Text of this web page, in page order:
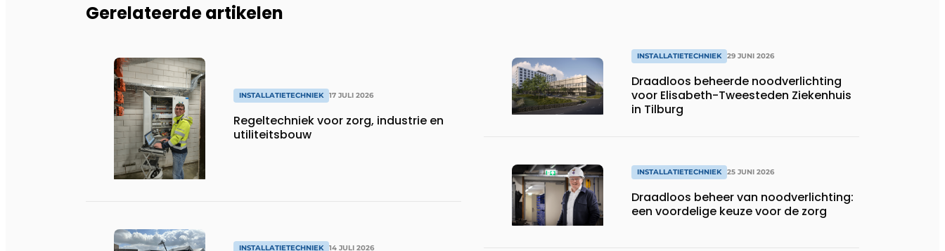
Gerelateerde artikelen
INSTALLATIETECHNIEK 17 JULI 2026
Regeltechniek voor zorg, industrie en
utiliteitsbouw
INSTALLATIETECHNIEK 14 JULI 2026
INSTALLATIETECHNIEK 29 JUNI 2026
Draadloos beheerde noodverlichting
voor Elisabeth-Tweesteden Ziekenhuis
in Tilburg
INSTALLATIETECHNIEK 25 JUNI 2026
Draadloos beheer van noodverlichting:
een voordelige keuze voor de zorg